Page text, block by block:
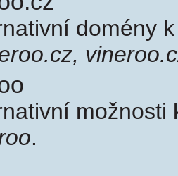
domény
.